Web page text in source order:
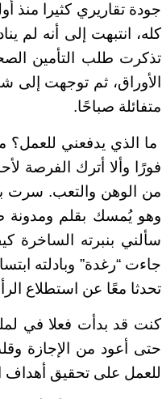
جودة تقاريري كثيرا
كله، انتبهت إلى أنه
تذكرت طلب التأمين
الأوراق، ثم توجهت إلى
متفائلة صباحًا.
ما الذي يدفعني
فورًا وألا أترك الفرصة
من الوهن والتعب. سرت
وهو يُمسك بقلم ومدونة
سألني بنبرته الساخرة
جاءت “رغدة” وبادلته
تحدثا معًا عن استطلاع
كنت قد بدأت فعلا في
حتى أعود من الإجازة
للعمل على تحقيق أهداف